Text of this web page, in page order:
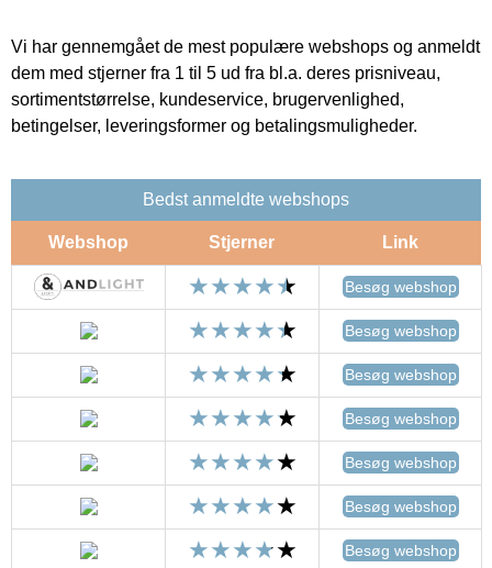
Vi har gennemgået de mest populære webshops og anmeldt
dem med stjerner fra 1 til 5 ud fra bl.a. deres prisniveau,
sortimentstørrelse, kundeservice, brugervenlighed,
betingelser, leveringsformer og betalingsmuligheder.
Bedst anmeldte webshops
Webshop Stjerner Link
Besøg webshop
Besøg webshop
Besøg webshop
Besøg webshop
Besøg webshop
Besøg webshop
Besøg webshop